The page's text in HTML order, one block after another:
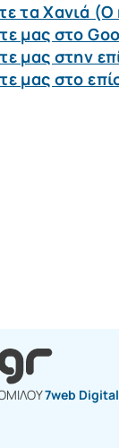
τα Χανιά
μας στο
μας στην
μας στο
7web